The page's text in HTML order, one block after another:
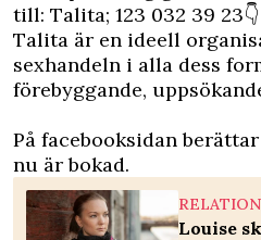
till: Talita; 123 032 39 23👇
Talita är en ideell
sexhandeln i alla dess
förebyggande,
På facebooksidan
nu är bokad.
Louise